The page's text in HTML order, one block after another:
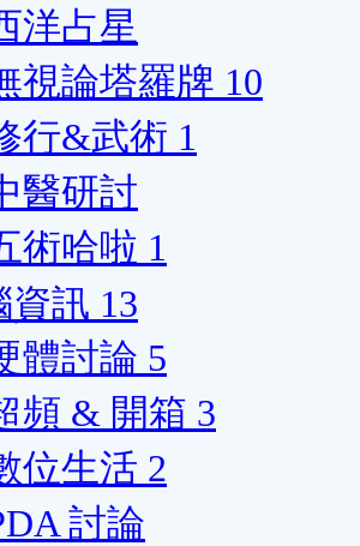
洋占星
視論塔羅牌 10
行&武術 1
醫研討
術哈啦 1
資訊 13
體討論 5
頻 & 開箱 3
位生活 2
討論